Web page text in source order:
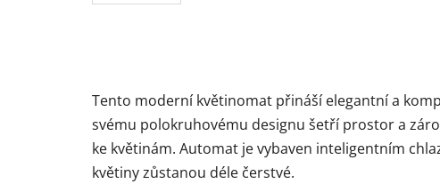
Tento moderní květinomat přináší elegantní a
svému polokruhovému designu šetří prostor a
ke květinám. Automat je vybaven inteligentním
květiny zůstanou déle čerstvé.